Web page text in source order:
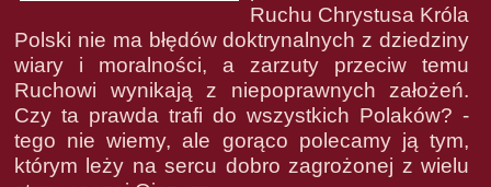
Ruchu Chrystusa Króla
Polski nie ma błędów doktrynalnych z dziedziny
wiary i moralności, a zarzuty przeciw temu
Ruchowi wynikają z niepoprawnych założeń.
Czy ta prawda trafi do wszystkich Polaków? -
tego nie wiemy, ale gorąco polecamy ją tym,
którym leży na sercu dobro zagrożonej z wielu